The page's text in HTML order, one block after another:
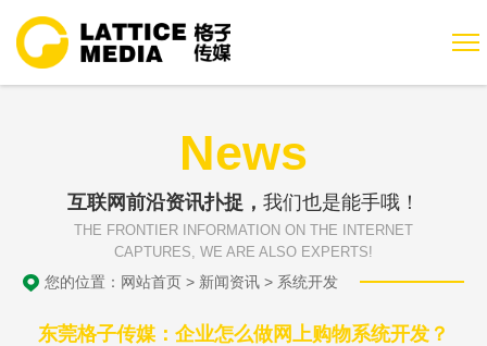
News
互联网前沿资讯扑捉， 我们也是能手哦！
THE FRONTIER INFORMATION ON THE INTERNET
CAPTURES, WE ARE ALSO EXPERTS!
您的位置： 网站首页 > 新闻资讯 > 系统开发
东莞格子传媒：企业怎么做网上购物系统开发？